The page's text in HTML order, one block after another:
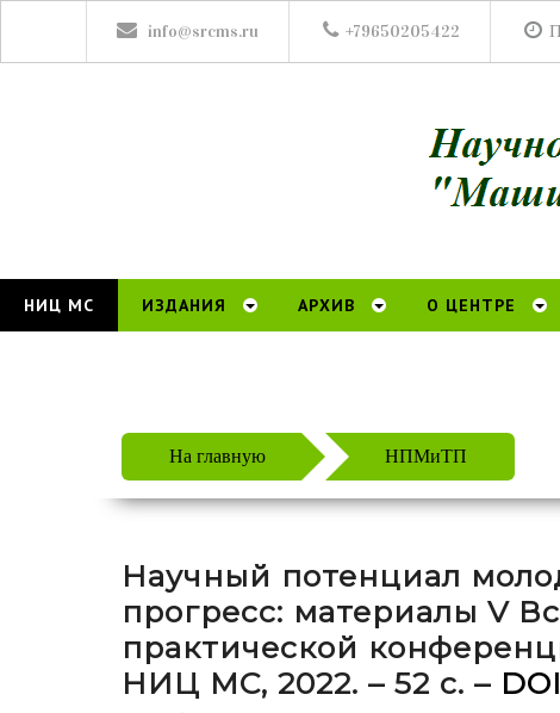
info@srcms.ru +79650205422
НИЦ МС ИЗДАНИЯ АРХИВ О ЦЕНТРЕ
На главную НПМиТП
Научный потенциал
прогресс: материалы V
практической
НИЦ МС, 2022. – 52 с. –